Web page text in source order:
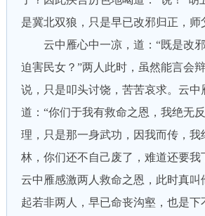
是冀北双狼，只是早已改邪归正，师
云中雁心中一凉，道：“既是改邪
迫害民女？”两人此时，虽然能言会
说，只是叩头讨饶，苦苦哀求。云中
道：“你们于我有救命之恩，我绝无
理，只是那一身武功，因我而传，我
林，你们还不自己废了，难道还要我
云中雁感激两人救命之恩，此时真叫
起若非两人，早已命丧沟壑，也是下